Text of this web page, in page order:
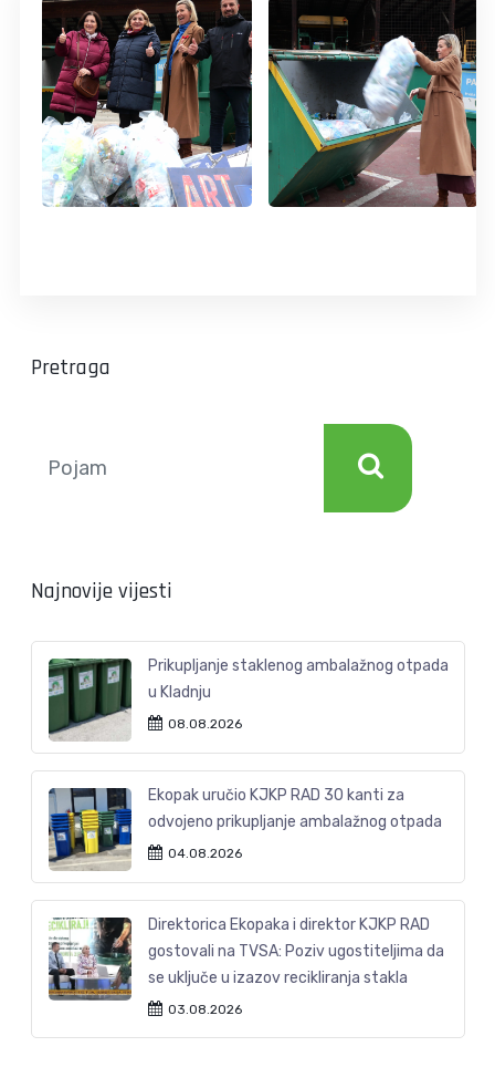
Pretraga
Najnovije vijesti
Prikupljanje staklenog ambalažnog otpada
u Kladnju
08.08.2026
Ekopak uručio KJKP RAD 30 kanti za
odvojeno prikupljanje ambalažnog otpada
04.08.2026
Direktorica Ekopaka i direktor KJKP RAD
gostovali na TVSA: Poziv ugostiteljima da
se uključe u izazov recikliranja stakla
03.08.2026